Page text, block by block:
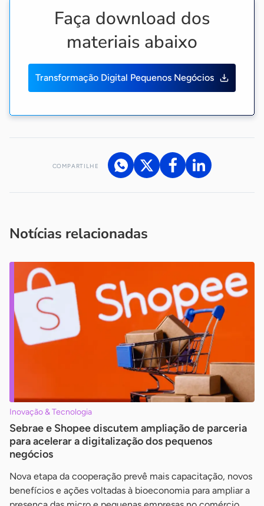
Faça download dos
materiais abaixo
Transformação Digital Pequenos Negócios
COMPARTILHE
Notícias relacionadas
Inovação & Tecnologia
Sebrae e Shopee discutem ampliação de parceria
para acelerar a digitalização dos pequenos
negócios
Nova etapa da cooperação prevê mais capacitação, novos
benefícios e ações voltadas à bioeconomia para ampliar a